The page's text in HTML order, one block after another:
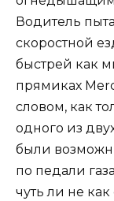
Водитель
скоростной
быстрей как
прямиках
словом, как
одного из
были
по педали
чуть ли не как